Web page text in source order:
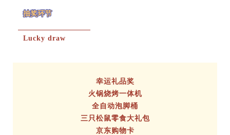
抽奖环节
Lucky draw
幸运礼品奖
火锅烧烤一体机
全自动泡脚桶
三只松鼠零食大礼包
京东购物卡